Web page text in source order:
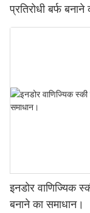
प्रतिरोधी बर्फ
इनडोर वाणिज्यिक
बनाने का समाधान।